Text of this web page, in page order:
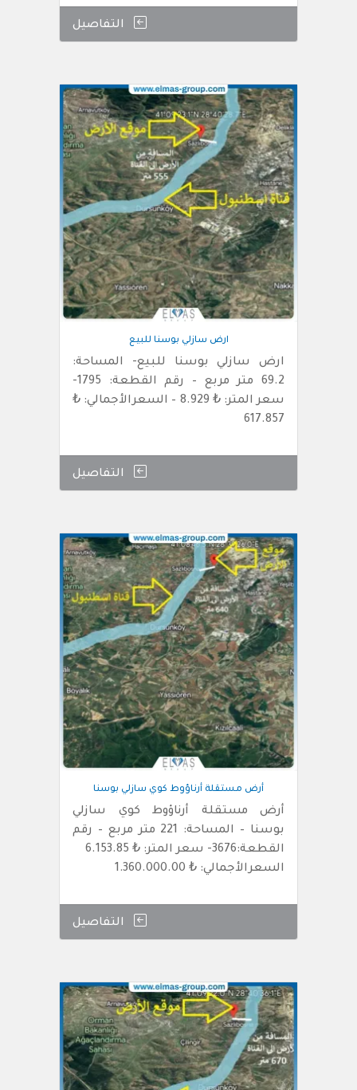
التفاصيل
ارض سازلي بوسنا للبيع
ارض سازلي بوسنا للبيع- المساحة:
69.2 متر مربع – رقم القطعة: 1795-
سعر المتر: ₺ 8.929 – السعرالأجمالي: ₺
617.857
التفاصيل
أرض مستقلة أرناؤوط كوي سازلي بوسنا
أرض مستقلة أرناؤوط كوي سازلي
بوسنا – المساحة: 221 متر مربع – رقم
القطعة:3676- سعر المتر: ₺ 6.153.85
السعرالأجمالي: ₺ 1.360.000.00
التفاصيل